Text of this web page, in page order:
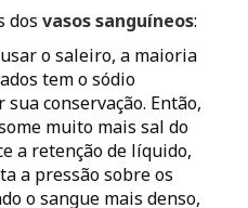
dos vasos sanguíneos:
usar o saleiro, a maioria
tem o sódio
conservação. Então,
muito mais sal do
a retenção de líquido,
a pressão sobre os
o sangue mais denso,